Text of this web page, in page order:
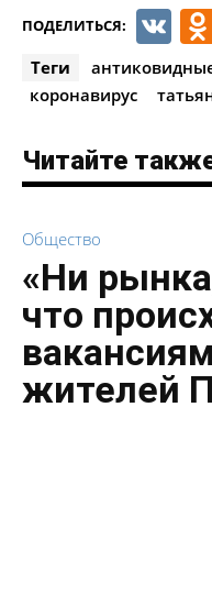
ПОДЕЛИТЬСЯ:
Теги
коронавирус
Читайте
Общество
«Ни
что
жителей